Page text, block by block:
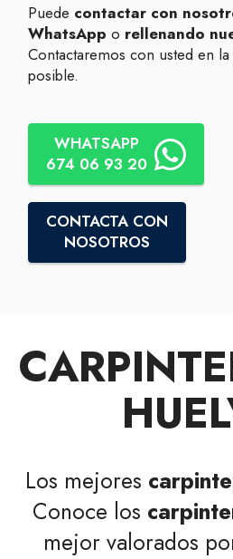
Puede contactar con
WhatsApp o rellenando
Contactaremos con usted en
posible.
WHATSAPP
674 06 93 20
CONTACTA CON
NOSOTROS
Los mejores
Conoce los
mejor valorados